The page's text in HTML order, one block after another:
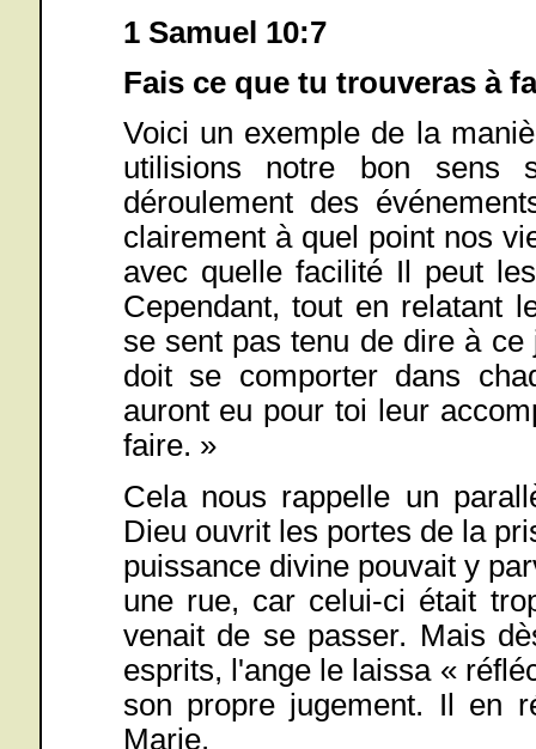
1 Samuel 10:7
Fais ce que tu trouveras à
Voici un exemple de la
utilisions notre bon sens
déroulement des
clairement à quel point nos
avec quelle facilité Il peut
Cependant, tout en relatant
se sent pas tenu de dire à
doit se comporter dans
auront eu pour toi leur
faire. »
Cela nous rappelle un
Dieu ouvrit les portes de la
puissance divine pouvait y
une rue, car celui-ci était
venait de se passer. Mais
esprits, l'ange le laissa «
son propre jugement. Il en
Marie.